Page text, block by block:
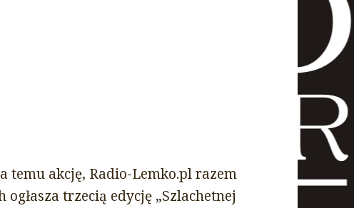
temu akcję, Radio-Lemko.pl razem
trzecią edycję „Szlachetnej